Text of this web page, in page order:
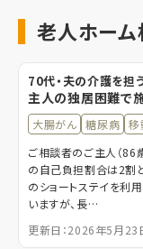
老人ホー
70代・夫の介護を担
主人の独居困難で
大腸がん 糖尿病
移
ご相談者のご主人（86
の自己負担割合は2割
のショートステイを利
いますが、長…
更新日：2026年5月23